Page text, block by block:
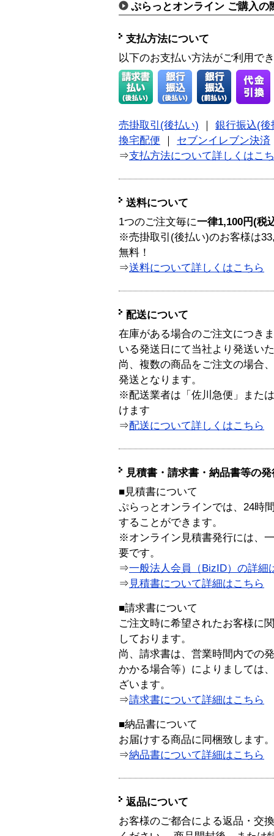
ぷらっとオンライン ご購入の
支払方法について
以下のお支払い方法がご利用で
売掛取引(後払い)
銀行振込(後
換宅配便
セブンイレブン決済
⇒支払方法について詳しくはこ
送料について
1つのご注文毎に一律1,100円(税
※売掛取引(後払い)のお客様は
無料！
⇒送料について詳しくはこちら
配送について
在庫がある場合のご注文につき
いる発送日にて当社より発送い
尚、複数の商品をご注文の場合
発送となります。
※配送業者は「佐川急便」また
けます
⇒配送について詳しくはこちら
見積書・請求書・納品書等の
■見積書について
ぷらっとオンラインでは、24時
することができます。
※オンライン見積書発行には、
要です。
⇒一般法人会員（BizID）の詳細
⇒ 見積書について詳細はこちら
■請求書について
ご注文時に希望されたお客様に
しております。
尚、請求書は、営業時間内での
かかる場合等）によりましては
ざいます。
⇒請求書について詳細はこちら
■納品書について
お届けする商品に同梱致します。
⇒納品書について詳細はこちら
返品について
お客様のご都合による返品・交